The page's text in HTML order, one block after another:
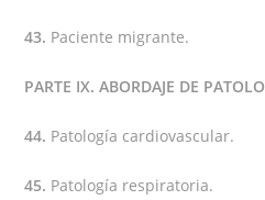
43. Paciente migrante.
PARTE IX. ABORDAJE DE
44. Patología cardiovascular.
45. Patología respiratoria.